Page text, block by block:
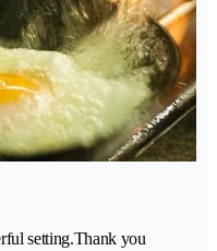
setting.Thank you